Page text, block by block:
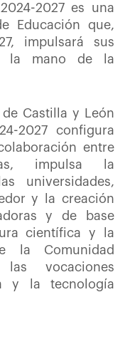
2027 es una
Educación que,
impulsará sus
la mano de la
Castilla y León
2027 configura
entre
impulsa la
universidades,
y la creación
y de base
científica y la
la Comunidad
vocaciones
y la tecnología